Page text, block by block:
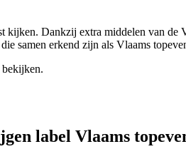
Dankzij extra middelen van
samen erkend zijn als Vlaams
label Vlaams